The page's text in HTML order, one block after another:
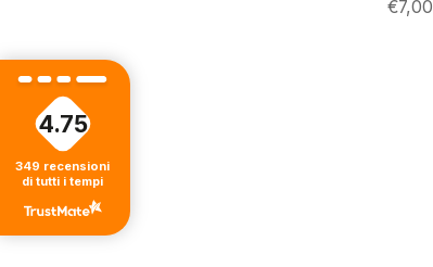
€7,00
4.75
349 recensioni
di tutti i tempi